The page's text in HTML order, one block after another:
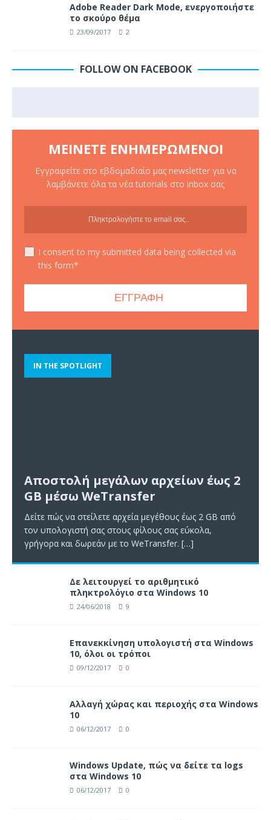
Adobe Reader Dark Mode, ενεργοποιήστε
το σκούρο θέμα
23/09/2017 2
FOLLOW ON FACEBOOK
ΜΕΊΝΕΤΕ ΕΝΗΜΕΡΩΜΈΝΟΙ
Εγγραφείτε στο εβδομαδιαίο μας newsletter για να
λαμβάνετε όλα τα νέα tutorials στο inbox σας
I consent to my submitted data being collected via
this form*
IN THE SPOTLIGHT
Αποστολή μεγάλων αρχείων έως 2
GB μέσω WeTransfer
Δείτε πώς να στείλετε αρχεία μεγέθους έως 2 GB από
τον υπολογιστή σας στους φίλους σας εύκολα,
γρήγορα και δωρεάν με το WeTransfer. […]
Δε λειτουργεί το αριθμητικό
πληκτρολόγιο στα Windows 10
24/06/2018 9
Επανεκκίνηση υπολογιστή στα Windows
10, όλοι οι τρόποι
09/12/2017 0
Αλλαγή χώρας και περιοχής στα Windows
10
06/12/2017 0
Windows Update, πώς να δείτε τα logs
στα Windows 10
06/12/2017 0